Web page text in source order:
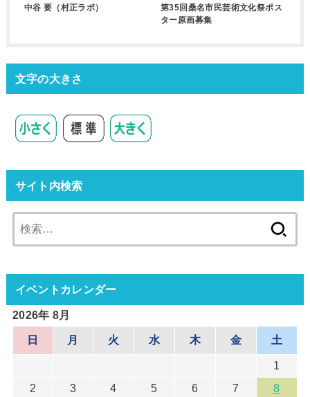
中谷 要（村正ラボ）
第35回桑名市民芸術文化祭ポス
ター原画募集
文字の大きさ
サイト内検索
索:
イベントカレンダー
2026年 8月
日 月 火 水 木 金 土
1
2
3 4 5 6 7
8